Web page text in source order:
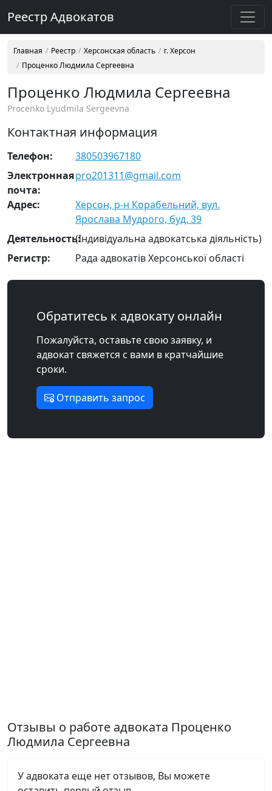
Реестр Адвокатов
Главная Реестр Херсонская область
г. Херсон
Проценко Людмила Сергеевна
Проценко Людмила Сергеевна
Procenko Lyudmila Sergeevna
Контактная информация
Телефон:
380503967180
Электронная
почта:
pro201311@gmail.com
Адрес:
Херсон, р-н Корабельний, вул.
Ярослава Мудрого, буд. 39
Деятельность:(Індивідуальна адвокатська діяльність)
Регистр:
Рада адвокатів Херсонської області
Обратитесь к адвокату онлайн
Пожалуйста, оставьте свою заявку, и
адвокат свяжется с вами в кратчайшие
сроки.
Отправить запрос
Отзывы о работе адвоката Проценко
Людмила Сергеевна
У адвоката еще нет отзывов, Вы можете